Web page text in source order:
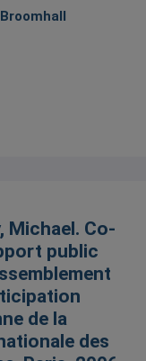
Michael. Co-
public
de la
des